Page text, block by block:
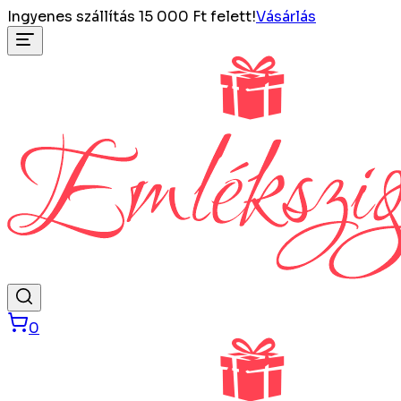
Ingyenes szállítás 15 000 Ft felett!Vásárlás
0